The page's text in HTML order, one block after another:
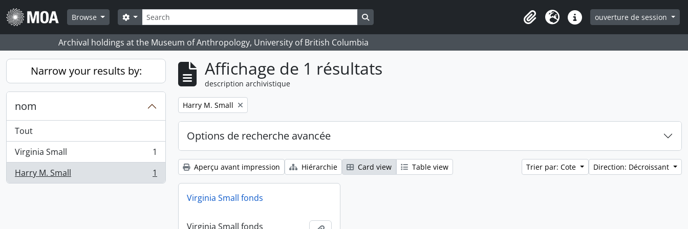
Skip to main content
Browse
Rechercher
Search options Search in browse page
ClipboardLangueLiens rapidesouverture de session
Archival holdings at the Museum of Anthropology, University of British Columbia
Narrow your results by:
nom
Tout
Virginia Small
, 1 résultats
1
Harry M. Small
, 1 résultats 1
Affichage de 1 résultats
description archivistique
Remove filter:
Harry M. Small
Options de recherche avancée
Aperçu avant impression Hiérarchie Card view Table view Trier par: Cote Direction: Décroissant
Virginia Small fonds
Virginia Small fonds